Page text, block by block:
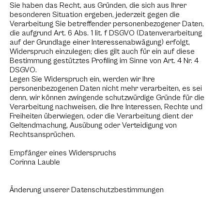
Sie haben das Recht, aus Gründen, die sich aus Ihrer
besonderen Situation ergeben, jederzeit gegen die
Verarbeitung Sie betreffender personenbezogener Daten,
die aufgrund Art. 6 Abs. 1 lit. f DSGVO (Datenverarbeitung
auf der Grundlage einer Interessenabwägung) erfolgt,
Widerspruch einzulegen; dies gilt auch für ein auf diese
Bestimmung gestütztes Profiling im Sinne von Art. 4 Nr. 4
DSGVO.
Legen Sie Widerspruch ein, werden wir Ihre
personenbezogenen Daten nicht mehr verarbeiten, es sei
denn, wir können zwingende schutzwürdige Gründe für die
Verarbeitung nachweisen, die Ihre Interessen, Rechte und
Freiheiten überwiegen, oder die Verarbeitung dient der
Geltendmachung, Ausübung oder Verteidigung von
Rechtsansprüchen.
Empfänger eines Widerspruchs
Corinna Lauble
Änderung unserer Datenschutzbestimmungen